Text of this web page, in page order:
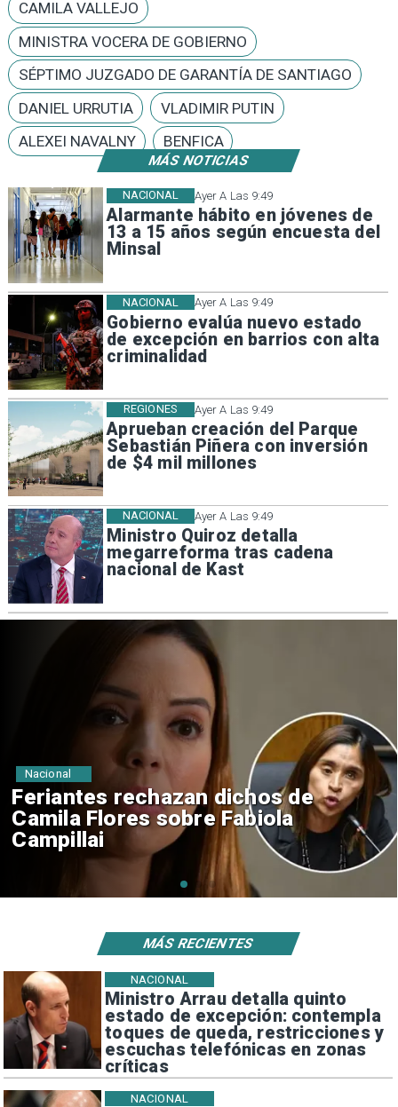
MÁS NOTICIAS
Ayer A Las 9:49
Alarmante hábito en jóvenes de
13 a 15 años según encuesta del
Minsal
NACIONAL
Ayer A Las 9:49
Gobierno evalúa nuevo estado
de excepción en barrios con alta
criminalidad
NACIONAL
Ayer A Las 9:49
Aprueban creación del Parque
Sebastián Piñera con inversión
de $4 mil millones
REGIONES
Ayer A Las 9:49
Ministro Quiroz detalla
megarreforma tras cadena
nacional de Kast
NACIONAL
CAMILA VALLEJO
MINISTRA VOCERA DE GOBIERNO
SÉPTIMO JUZGADO DE GARANTÍA DE SANTIAGO
DANIEL URRUTIA
VLADIMIR PUTIN
ALEXEI NAVALNY
BENFICA
Proyecto propone sumar
feriado el 17 de septiembre
para Fiestas Patrias
Nacional
Ministro Arrau detalla quinto
estado de excepción: contempla
toques de queda, restricciones y
escuchas telefónicas en zonas
críticas
NACIONAL
NACIONAL
MÁS RECIENTES